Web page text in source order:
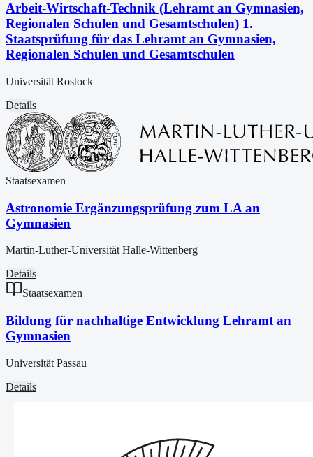
Arbeit-Wirtschaft-Technik (Lehramt an Gymnasien,
Regionalen Schulen und Gesamtschulen) 1.
Staatsprüfung für das Lehramt an Gymnasien,
Regionalen Schulen und Gesamtschulen
Universität Rostock
Details
Staatsexamen
Astronomie Ergänzungsprüfung zum LA an
Gymnasien
Martin-Luther-Universität Halle-Wittenberg
Details
Staatsexamen
Bildung für nachhaltige Entwicklung Lehramt an
Gymnasien
Universität Passau
Details